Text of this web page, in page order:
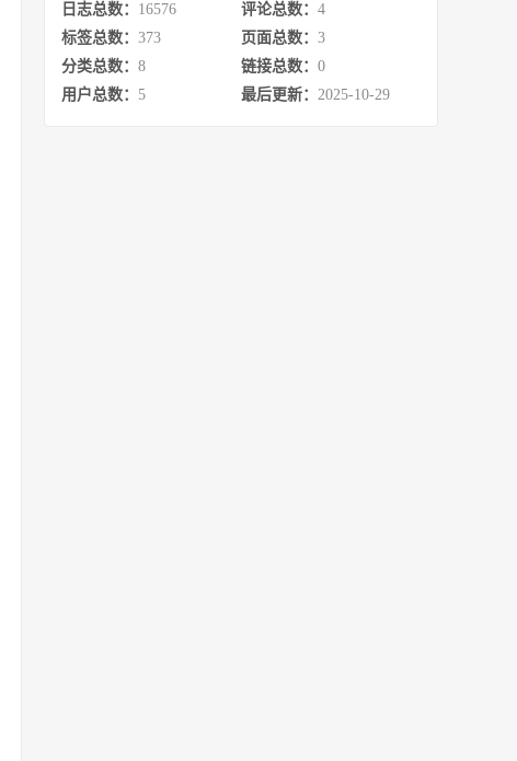
日志总数： 16576 评论总数： 4
标签总数： 373 页面总数： 3
分类总数： 8 链接总数： 0
用户总数： 5 最后更新： 2025-10-29